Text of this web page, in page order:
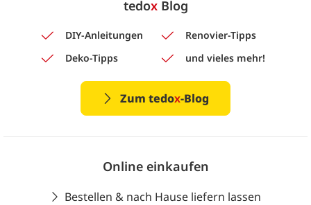
tedoxBlog
DIY-Anleitungen
Renovier-Tipps
Deko-Tipps
und vieles mehr!
Zum tedox-Blog
Online einkaufen
Bestellen & nach Hause liefern lassen